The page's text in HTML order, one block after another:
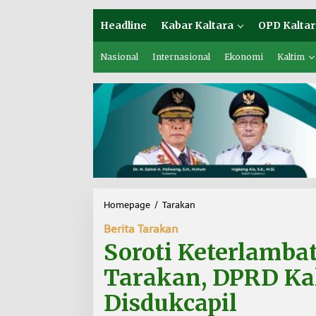
Headline Kabar Kaltara OPD
Nasional Internasional Ekonomi Kaltim
Homepage / Tarakan
t
t
Berita Tarakan
Soroti
Tarakan, DPRD
Disdukcapil